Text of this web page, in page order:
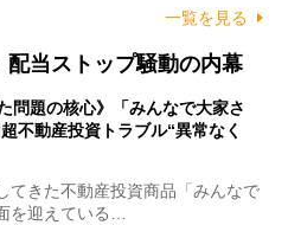
一覧を見る
配当ストップ騒動の内幕
問題の核心》「みんなで大家さ
不動産投資トラブル“異常なく
きた不動産投資商品「みんなで
を迎えている…